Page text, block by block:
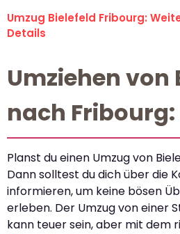
Umzug Bielefeld Fribourg:
Details
Umziehen von
nach
Planst du einen Umzug von
Dann solltest du dich über die
informieren, um keine bösen
erleben. Der Umzug von einer
kann teuer sein, aber mit dem